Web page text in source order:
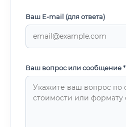
Ваш E-mail (для ответа)
Ваш вопрос или сообщение *